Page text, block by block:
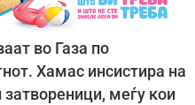
во Газа по
Хамас инсистира на
меѓу кои